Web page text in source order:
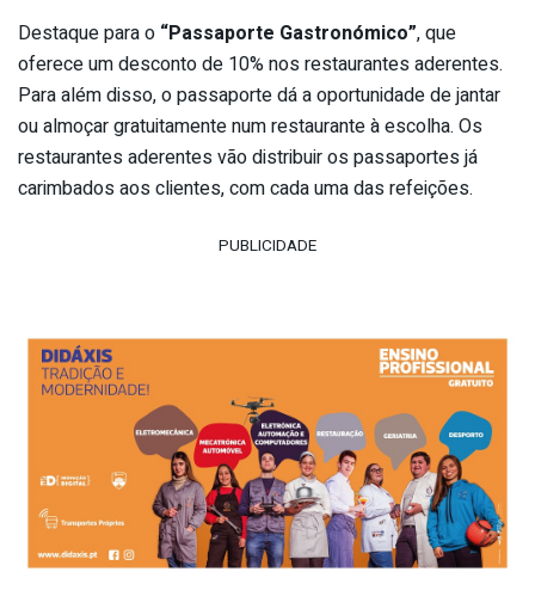
Destaque para o “Passaporte Gastronómico”, que
oferece um desconto de 10% nos restaurantes aderentes.
Para além disso, o passaporte dá a oportunidade de jantar
ou almoçar gratuitamente num restaurante à escolha. Os
restaurantes aderentes vão distribuir os passaportes já
carimbados aos clientes, com cada uma das refeições.
PUBLICIDADE